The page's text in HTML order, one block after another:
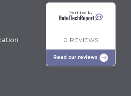
Verified by
0 REVIEWS
Read our reviews